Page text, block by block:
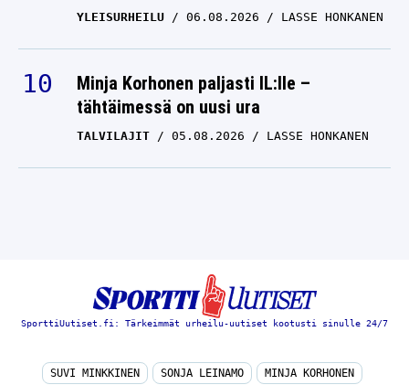
YLEISURHEILU 06.08.2026 LASSE HONKANEN
Minja Korhonen paljasti IL:lle –
tähtäimessä on uusi ura
TALVILAJIT 05.08.2026 LASSE HONKANEN
SporttiUutiset.fi: Tärkeimmät urheilu-uutiset kootusti sinulle 24/7
SUVI MINKKINEN SONJA LEINAMO MINJA KORHONEN